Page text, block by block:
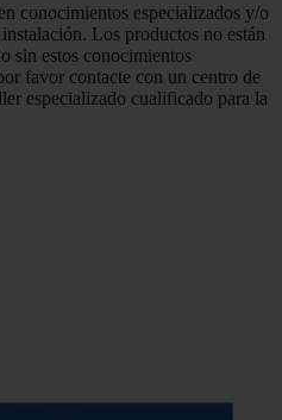
conocimientos especializados y/o
Los productos no están
sin estos conocimientos
favor contacte con un centro de
especializado cualificado para la